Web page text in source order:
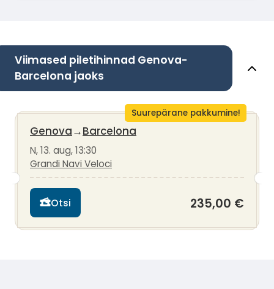
Viimased piletihinnad Genova-
Barcelona jaoks
Suurepärane pakkumine!
Genova→Barcelona
N, 13. aug, 13:30
Grandi Navi Veloci
Otsi 235,00 €